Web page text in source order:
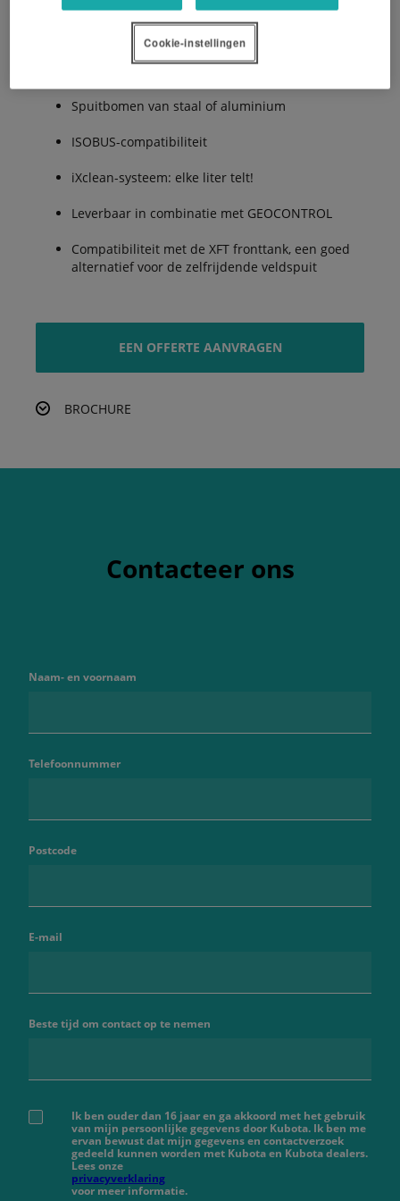
De voordelen:
Spuitbomen van staal of aluminium
ISOBUS-compatibiliteit
iXclean-systeem: elke liter telt!
Leverbaar in combinatie met GEOCONTROL
Compatibiliteit met de XFT fronttank, een goed
alternatief voor de zelfrijdende veldspuit
EEN OFFERTE AANVRAGEN
BROCHURE
Contacteer ons
Naam- en voornaam
Telefoonnummer
Postcode
E-mail
Beste tijd om contact op te nemen
Ik ben ouder dan 16 jaar en ga akkoord met het gebruik
van mijn persoonlijke gegevens door Kubota. Ik ben me
ervan bewust dat mijn gegevens en contactverzoek
gedeeld kunnen worden met Kubota en Kubota dealers.
Lees onze
privacyverklaring
voor meer informatie.
Cookie-instellingen